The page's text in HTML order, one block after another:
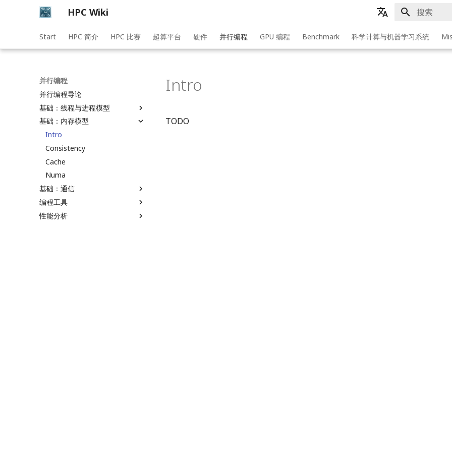
HPC Wiki
zh - 汉语
Start HPC 简介 HPC 比赛 超算平台 硬件 并行编程 GPU 编程 Benchmark 科学计算与机器学习系统
并行编程
并行编程导论
基础：线程与进程模型
Intro
Process
Thread
More
基础：内存模型
Intro
Consistency
Cache
Numa
基础：通信
Intro
Model
编程工具
Mpi
性能分析
Intro
TODO